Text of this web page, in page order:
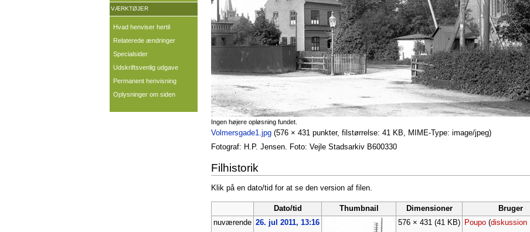
Ingen højere opløsning fundet.
Volmersgade1.jpg (576 × 431 punkter, filstørrelse: 41 KB, MIME-Type: image/jpeg)
Fotograf: H.P. Jensen. Foto: Vejle Stadsarkiv B600330
Filhistorik
Klik på en dato/tid for at se den version af filen.
Dato/tid Thumbnail Dimensioner Bruger
nuværende 26. jul 2011, 13:16 576 × 431 (41 KB) Poupo (diskussion|
VÆRKTØJER
Hvad henviser hertil
Relaterede ændringer
Specialsider
Udskriftsvenlig udgave
Permanent henvisning
Oplysninger om siden